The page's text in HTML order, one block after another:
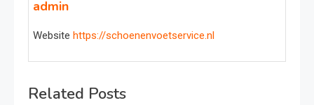
admin
Website https://schoenenvoetservice.nl
Related Posts